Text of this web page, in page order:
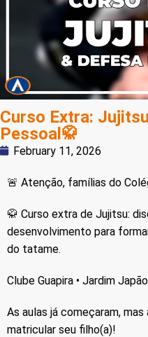
Curso Extra:
Pessoal🥋
February 11, 2026
🚨 Atenção, famílias do
🥋 Curso extra de Jujitsu:
desenvolvimento para
do tatame.
Clube Guapira • Jardim
As aulas já começaram,
matricular seu filho(a)!